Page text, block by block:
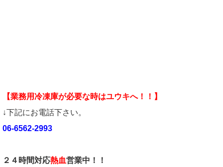
【業務用冷凍庫が必要な時はユウキへ！！】
↓下記にお電話下さい。
06-6562-2993
２４時間対応熱血営業中！！